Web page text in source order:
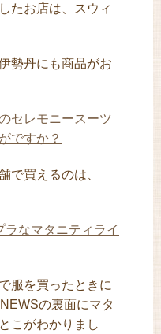
たお店は、スウィ
勢丹にも商品がお
セレモニースーツ
ですか？
で買えるのは、
ラなマタニティライ
服を買ったときに
の裏面にマタ
こがわかりまし